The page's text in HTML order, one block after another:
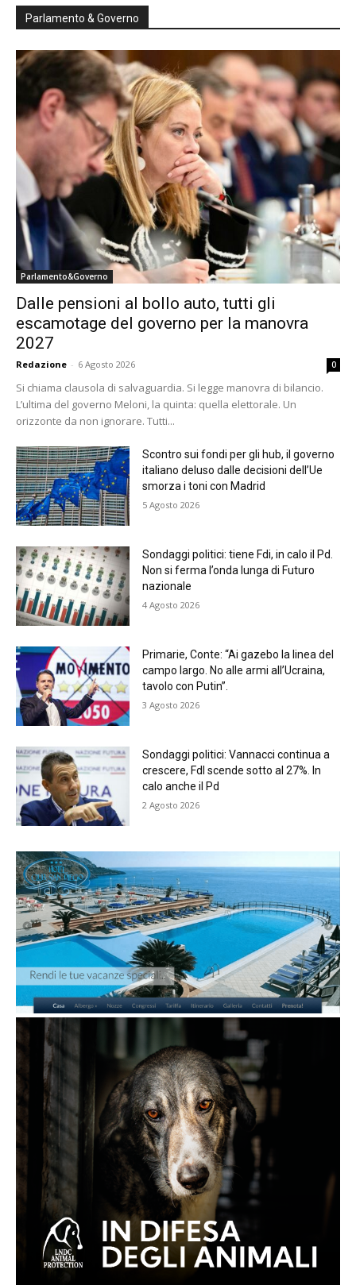
Parlamento & Governo
Parlamento&Governo
Dalle pensioni al bollo auto, tutti gli
escamotage del governo per la manovra
2027
Redazione - 6 Agosto 2026 0
Si chiama clausola di salvaguardia. Si legge manovra di bilancio.
L’ultima del governo Meloni, la quinta: quella elettorale. Un
orizzonte da non ignorare. Tutti...
Scontro sui fondi per gli hub, il governo
italiano deluso dalle decisioni dell’Ue
smorza i toni con Madrid
5 Agosto 2026
Sondaggi politici: tiene Fdi, in calo il Pd.
Non si ferma l’onda lunga di Futuro
nazionale
4 Agosto 2026
Primarie, Conte: “Ai gazebo la linea del
campo largo. No alle armi all’Ucraina,
tavolo con Putin”.
3 Agosto 2026
Sondaggi politici: Vannacci continua a
crescere, FdI scende sotto al 27%. In
calo anche il Pd
2 Agosto 2026